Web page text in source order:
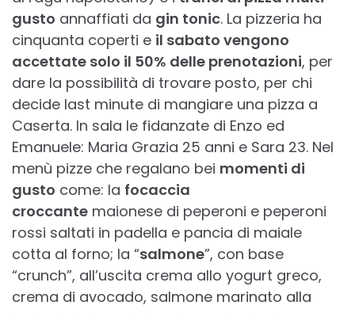
gusto annaffiati da gin tonic. La pizzeria ha
cinquanta coperti e il sabato vengono
accettate solo il 50% delle prenotazioni, per
dare la possibilità di trovare posto, per chi
decide last minute di mangiare una pizza a
Caserta. In sala le fidanzate di Enzo ed
Emanuele: Maria Grazia 25 anni e Sara 23. Nel
menù pizze che regalano bei momenti di
gusto come: la focaccia
croccante maionese di peperoni e peperoni
rossi saltati in padella e pancia di maiale
cotta al forno; la “salmone”, con base
“crunch”, all’uscita crema allo yogurt greco,
crema di avocado, salmone marinato alla